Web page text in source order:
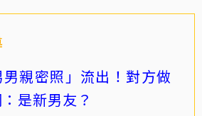
親密照」流出！對方做
是新男友？